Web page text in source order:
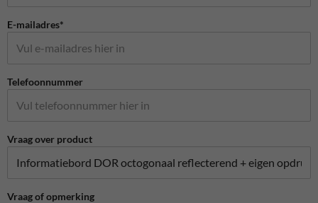
E-mailadres*
Telefoonnummer
Vraag over product
Vraag of opmerking